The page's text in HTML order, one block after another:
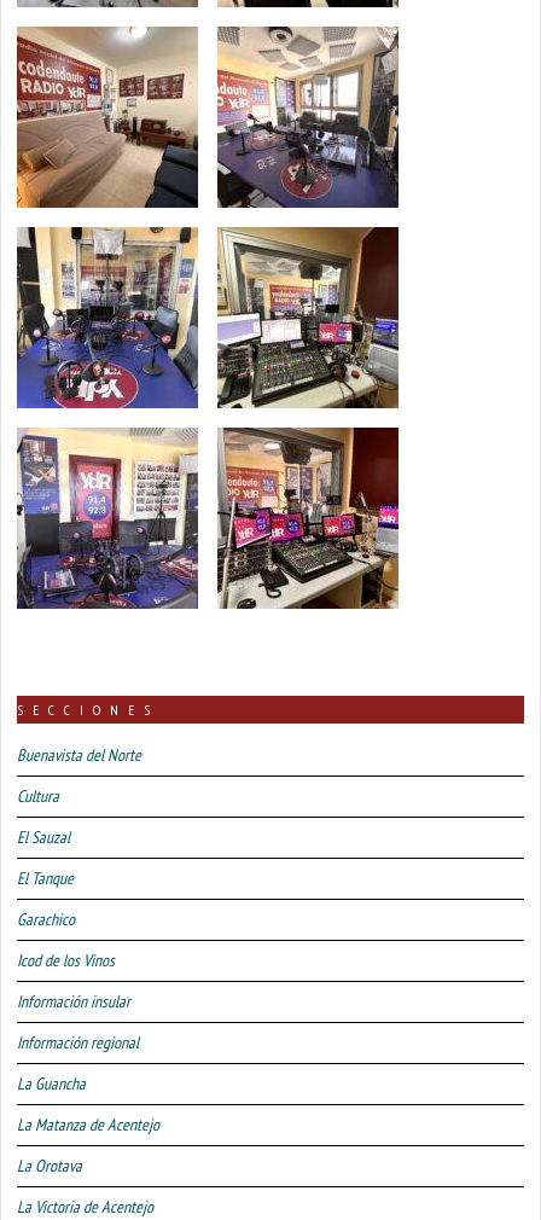
SECCIONES
Buenavista del Norte
Cultura
El Sauzal
El Tanque
Garachico
Icod de los Vinos
Información insular
Información regional
La Guancha
La Matanza de Acentejo
La Orotava
La Victoria de Acentejo